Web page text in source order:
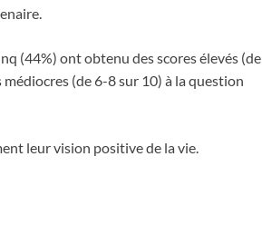
(44%) ont obtenu des scores élevés (de
(de 6-8 sur 10) à la question
leur vision positive de la vie.